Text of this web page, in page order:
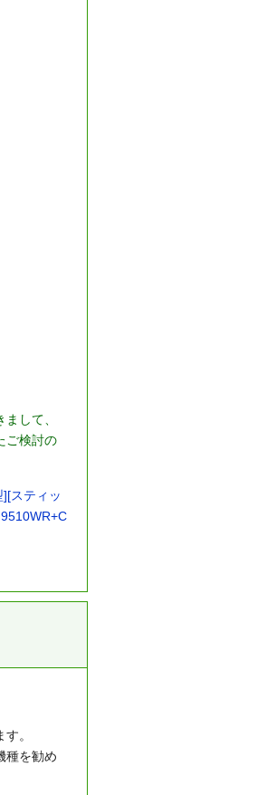
して、
ご検討の
スティッ
。
種を勧め